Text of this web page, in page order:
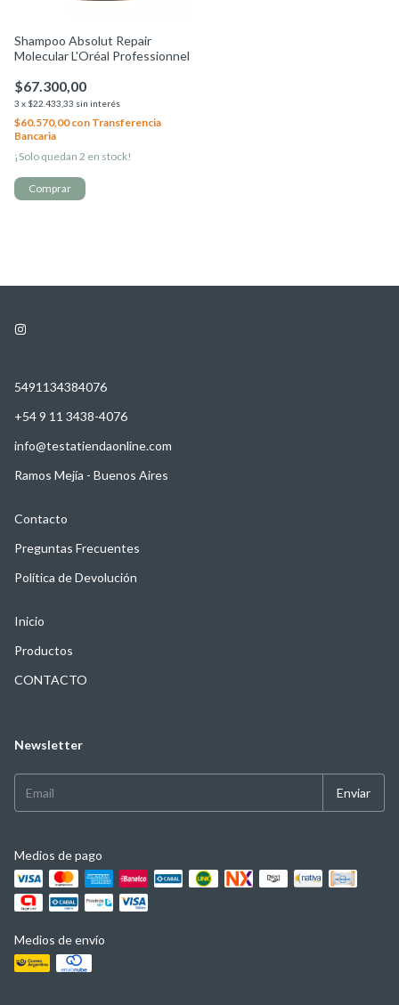
Shampoo Absolut Repair
Molecular L'Oréal Professionnel
$67.300,00
3 x $22.433,33 sin interés
$60.570,00con Transferencia
Bancaria
¡Solo quedan 2 en stock!
5491134384076
+54 9 11 3438-4076
info@testatiendaonline.com
Ramos Mejía - Buenos Aires
Contacto
Preguntas Frecuentes
Política de Devolución
Inicio
Productos
CONTACTO
Newsletter
Medios de pago
Medios de envío